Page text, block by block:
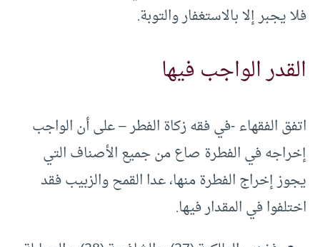
فلا يجبر إلا بالاستغفار والتوبة.
القدر الواجب فيها
اتفق الفقهاء -في فقه زكاة الفطر – على أن الواجب
إخراجه في الفطرة صاع من جميع الأصناف التي
يجوز إخراج الفطرة منها، عدا القمح والزبيب فقد
اختلفوا في المقدار فيها.